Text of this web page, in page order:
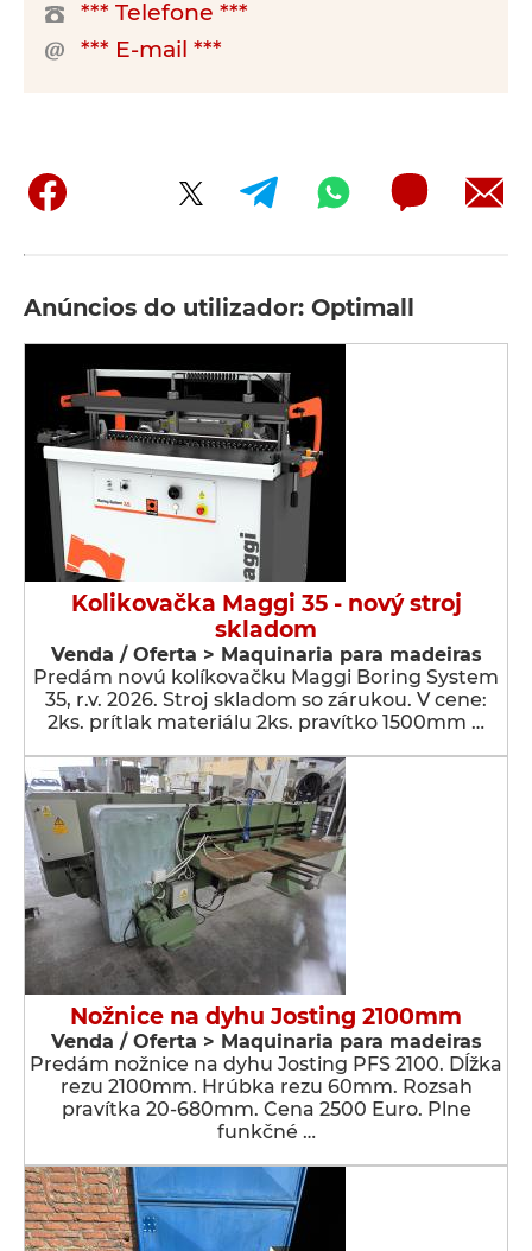
*** Telefone ***
*** E-mail ***
Anúncios do utilizador: Optimall
Kolikovačka Maggi 35 - nový stroj
skladom
Venda / Oferta > Maquinaria para madeiras
Predám novú kolíkovačku Maggi Boring System
35, r.v. 2026. Stroj skladom so zárukou. V cene:
2ks. prítlak materiálu 2ks. pravítko 1500mm …
Nožnice na dyhu Josting 2100mm
Venda / Oferta > Maquinaria para madeiras
Predám nožnice na dyhu Josting PFS 2100. Dĺžka
rezu 2100mm. Hrúbka rezu 60mm. Rozsah
pravítka 20-680mm. Cena 2500 Euro. Plne
funkčné …